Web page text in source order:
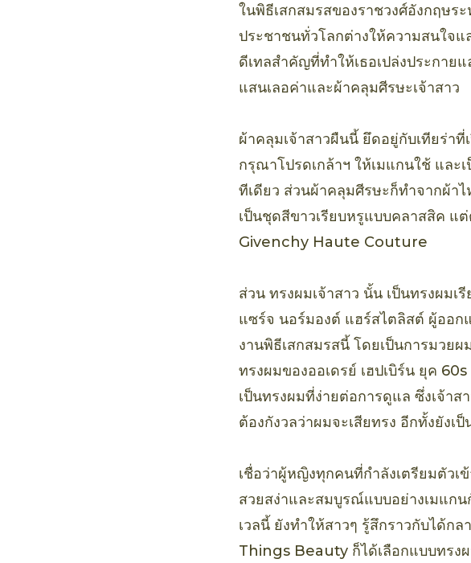
ในพิธีเสกสมรสของราชวงศ์อังกฤษร
ประชาชนทั่วโลกต่างให้ความสนใจแ
ดีเทลสำคัญที่ทำให้เธอเปล่งประกาย
แสนเลอค่าและผ้าคลุมศีรษะเจ้าสาว
ผ้าคลุมเจ้าสาวผืนนี้ ยึดอยู่กับเทียร่า
กรุณาโปรดเกล้าฯ ให้เมแกนใช้ และ
ทีเดียว ส่วนผ้าคลุมศีรษะก็ทำจากผ้า
เป็นชุดสีขาวเรียบหรูแบบคลาสสิค แ
Givenchy Haute Couture
ส่วน ทรงผมเจ้าสาว นั้น เป็นทรงผมเ
แซร์จ นอร์มองต์ แฮร์สไตลิสต์ ผู้ออก
งานพิธีเสกสมรสนี้ โดยเป็นการมวย
ทรงผมของออเดรย์ เฮปเบิร์น ยุค
เป็นทรงผมที่ง่ายต่อการดูแล ซึ่งเจ้า
ต้องกังวลว่าผมจะเสียทรง อีกทั้งยังเ
เชื่อว่าผู้หญิงทุกคนที่กำลังเตรียมตัวเ
สวยสง่าและสมบูรณ์แบบอย่างเมแก
เวลนี้ ยังทำให้สาวๆ รู้สึกราวกับได้ก
Things Beauty ก็ได้เลือกแบบทรง